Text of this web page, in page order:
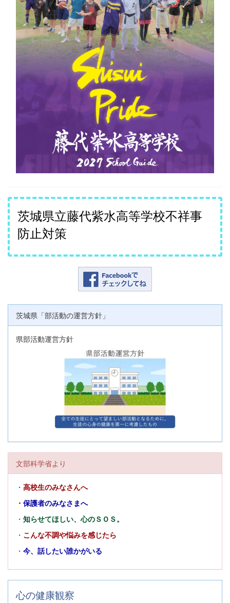
茨城県立藤代紫水高等学校不祥事
防止対策
茨城県「部活動の運営方針」
県部活動運営方針
文部科学省より
・ 高校生のみなさんへ
・ 保護者のみなさまへ
・ 知らせてほしい、心のＳＯＳ。
・ こんな不調や悩みを感じたら
・ 今、話したい誰かがいる
心の健康観察